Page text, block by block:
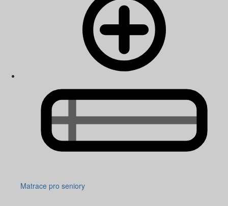
Matrace pro seniory